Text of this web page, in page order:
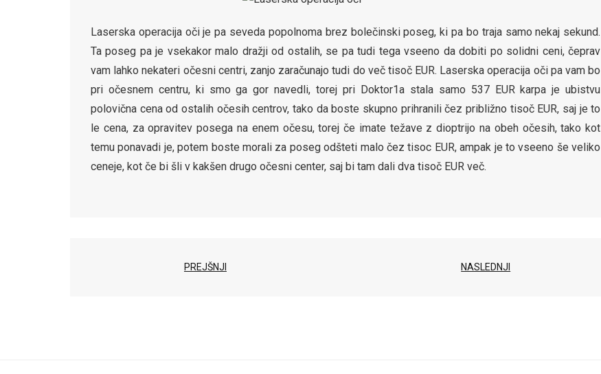
Laserska operacija oči je pa seveda popolnoma brez bolečinski poseg, ki pa bo traja samo nekaj sekund.
Ta poseg pa je vsekakor malo dražji od ostalih, se pa tudi tega vseeno da dobiti po solidni ceni, čeprav
vam lahko nekateri očesni centri, zanjo zaračunajo tudi do več tisoč EUR. Laserska operacija oči pa vam bo
pri očesnem centru, ki smo ga gor navedli, torej pri Doktor1a stala samo 537 EUR karpa je ubistvu
polovična cena od ostalih očesih centrov, tako da boste skupno prihranili čez približno tisoč EUR, saj je to
le cena, za opravitev posega na enem očesu, torej če imate težave z dioptrijo na obeh očesih, tako kot
temu ponavadi je, potem boste morali za poseg odšteti malo čez tisoc EUR, ampak je to vseeno še veliko
ceneje, kot če bi šli v kakšen drugo očesni center, saj bi tam dali dva tisoč EUR več.
PREJŠNJI NASLEDNJI